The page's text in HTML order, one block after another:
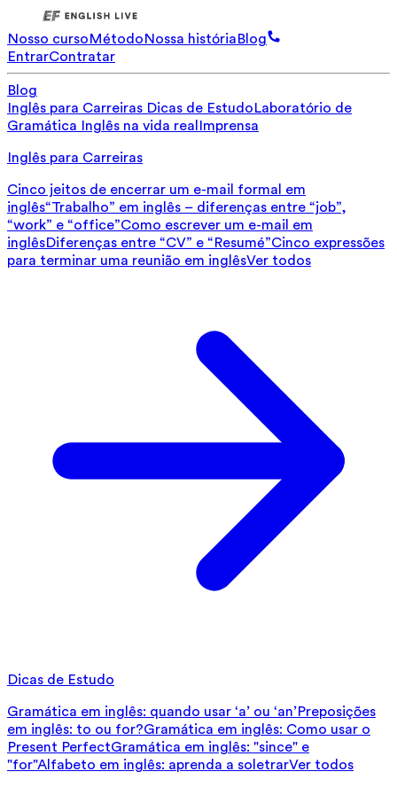
Nosso cursoMétodoNossa históriaBlog
EntrarContratar
Blog
Inglês para Carreiras Dicas de EstudoLaboratório de
Gramática Inglês na vida real Imprensa
Inglês para Carreiras
Cinco jeitos de encerrar um e-mail formal em
inglês“Trabalho” em inglês – diferenças entre “job”,
“work” e “office”Como escrever um e-mail em
inglêsDiferenças entre “CV” e “Resumé”Cinco expressões
para terminar uma reunião em inglêsVer todos
Dicas de Estudo
Gramática em inglês: quando usar ‘a’ ou ‘an’Preposições
em inglês: to ou for?Gramática em inglês: Como usar o
Present PerfectGramática em inglês: "since" e
"for"Alfabeto em inglês: aprenda a soletrarVer todos